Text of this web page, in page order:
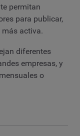
permitan
para publicar,
activa.
diferentes
empresas, y
o